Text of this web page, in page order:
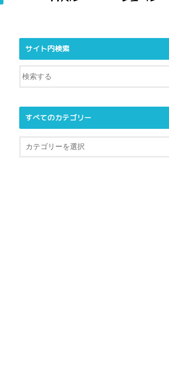
サイト内検索
すべてのカテゴリー